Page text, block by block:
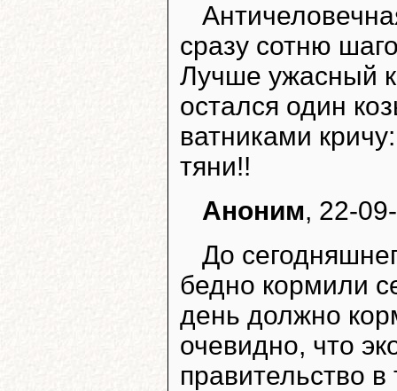
сразу сотню
Лучше ужасный
остался один
ватниками
тяни!!
Аноним, 22-
До
бедно кормили
день должно
очевидно, что
правительство